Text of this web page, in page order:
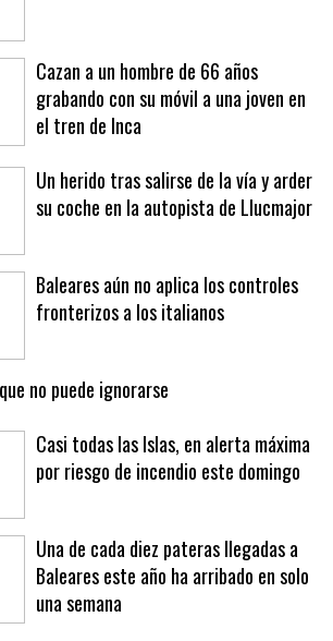
Cazan a un hombre de 66 años
grabando con su móvil a una joven en
el tren de Inca
Un herido tras salirse de la vía y arder
su coche en la autopista de Llucmajor
Baleares aún no aplica los controles
fronterizos a los italianos
no puede ignorarse
Casi todas las Islas, en alerta máxima
por riesgo de incendio este domingo
Una de cada diez pateras llegadas a
Baleares este año ha arribado en solo
una semana